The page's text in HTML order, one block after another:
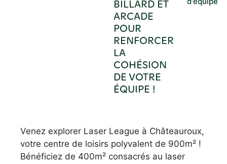
BILLARD ET
ARCADE
POUR
RENFORCER
LA
COHÉSION
DE VOTRE
ÉQUIPE !
Venez explorer Laser League à Châteauroux,
votre centre de loisirs polyvalent de 900m² !
Bénéficiez de 400m² consacrés au laser